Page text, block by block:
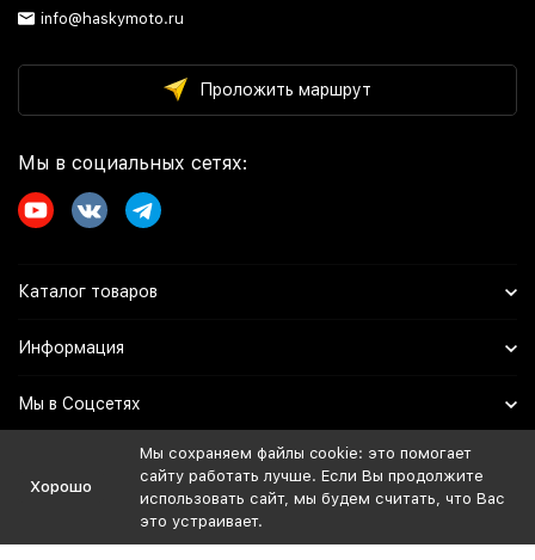
info@haskymoto.ru
Проложить маршрут
Мы в социальных сетях:
Каталог товаров
Информация
Мы в Соцсетях
Политика персональных данных
Хорошо
Мы сохраняем файлы cookie: это помогает
сайту работать лучше. Если Вы продолжите
использовать сайт, мы будем считать, что Вас
это устраивает.